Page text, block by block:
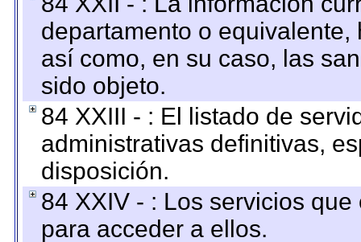
departamento o
así como, en su caso, las
sido objeto.
84 XXIII - : El listado de
administrativas definitivas,
disposición.
84 XXIV - : Los servicios
para acceder a ellos.